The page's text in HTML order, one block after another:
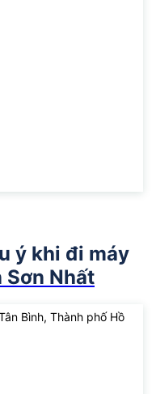
ý khi đi máy
Sơn Nhất
Bình, Thành phố Hồ